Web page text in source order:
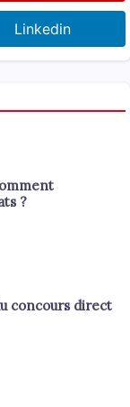
Linkedin
?
concours direct